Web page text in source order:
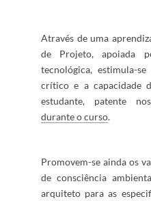
Através de uma
de Projeto, apoiada
tecnológica, estimula-
crítico e a capacidade
estudante, patente nos
durante o curso​.
Promovem-s​e ainda os
de consciência
arquiteto para as